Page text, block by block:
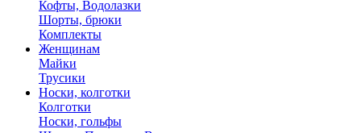
Кофты, Водолазки
Шорты, брюки
Комплекты
Женщинам
Майки
Трусики
Носки, колготки
Колготки
Носки, гольфы